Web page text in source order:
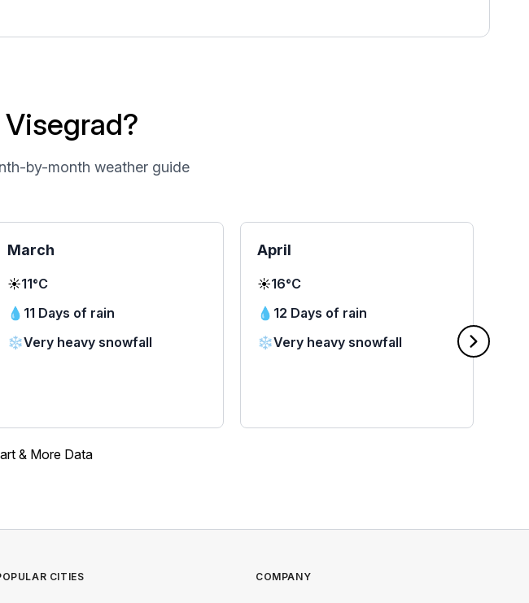
by-month weather guide
March
☀️11°C
💧 11 Days of rain
❄️Very heavy snowfall
April
☀️16°C
💧 12 Days of rain
❄️Very heavy snowfall
& More Data
CITIES COMPANY